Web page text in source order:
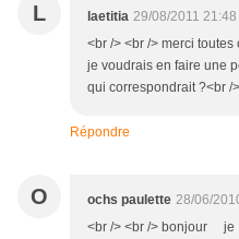
L laetitia 29/08/2011 21:48
<br /> <br /> merci
je voudrais en faire une
qui correspondrait ?<br /
Répondre
O ochs paulette 28/06/
<br /> <br /> bonjour